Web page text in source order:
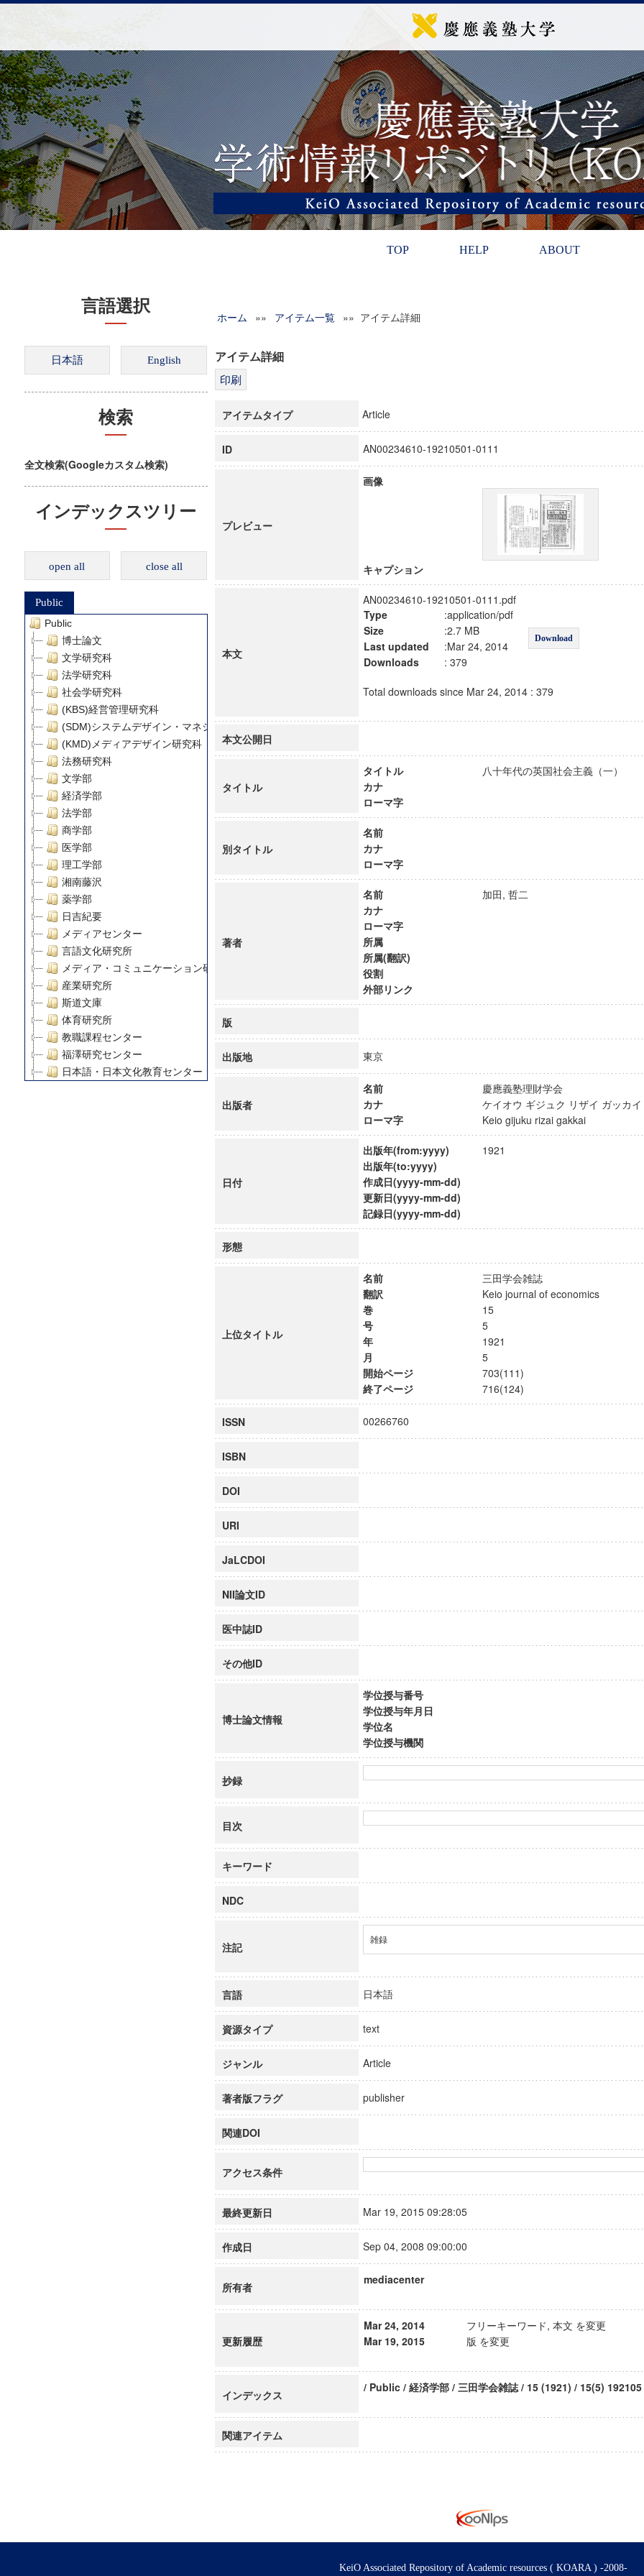
TOP HELP ABOUT
言語選択
検索
全文検索(Googleカスタム検索)
インデックスツリー
open all close all
Public
Public
博士論文
文学研究科
法学研究科
社会学研究科
(KBS)経営管理研究科
(SDM)システムデザイン・マネジメント研究科
(KMD)メディアデザイン研究科
法務研究科
文学部
経済学部
法学部
商学部
医学部
理工学部
湘南藤沢
薬学部
日吉紀要
メディアセンター
言語文化研究所
メディア・コミュニケーション研究所
産業研究所
斯道文庫
体育研究所
教職課程センター
福澤研究センター
日本語・日本文化教育センター
慶應義塾大学グローバルCOEプログラム市民社会ガバナンス教育研究センター
慶應義塾大学グローバルCOEプログラム論理と感性の先端的教育研究拠点
博士課程教育リーディングプログラム「超成熟社会発展のサイエンス」
ホーム »» アイテム一覧 »» アイテム詳細
アイテム詳細
アイテムタイプ Article
ID AN00234610-19210501-0111
プレビュー
画像
キャプション
本文
AN00234610-19210501-0111.pdf
Type
:application/pdf
Download
Size
:2.7 MB
Last updated
:Mar 24, 2014
Downloads
: 379
Total downloads since Mar 24, 2014 : 379
本文公開日
タイトル
タイトル
八十年代の英国社会主義（一）
カナ
ローマ字
別タイトル
名前
カナ
ローマ字
著者
名前
加田, 哲二
カナ
ローマ字
所属
所属(翻訳)
役割
外部リンク
版
出版地 東京
出版者
名前
慶應義塾理財学会
カナ
ケイオウ ギジュク リザイ ガッ
ローマ字
Keio gijuku rizai gakkai
日付
出版年(from:yyyy)
1921
出版年(to:yyyy)
作成日(yyyy-mm-dd)
更新日(yyyy-mm-dd)
記録日(yyyy-mm-dd)
形態
上位タイトル
名前
三田学会雑誌
翻訳
Keio journal of economics
巻
15
号
5
年
1921
月
5
開始ページ
703(111)
終了ページ
716(124)
ISSN 00266760
ISBN
DOI
URI
JaLCDOI
NII論文ID
医中誌ID
その他ID
博士論文情報
学位授与番号
学位授与年月日
学位名
学位授与機関
抄録
目次
キーワード
NDC
注記
雑録
言語 日本語
資源タイプ text
ジャンル Article
著者版フラグ publisher
関連DOI
アクセス条件
最終更新日 Mar 19, 2015 09:28:05
作成日 Sep 04, 2008 09:00:00
所有者
mediacenter
更新履歴
Mar 24, 2014
フリーキーワード, 本文 を変更
Mar 19, 2015
版 を変更
インデックス
/ Public / 経済学部 / 三田学会雑誌 / 15 (1921) / 15(5) 192105
関連アイテム
KeiO Associated Repository of Academic resources ( KOARA ) -2008-